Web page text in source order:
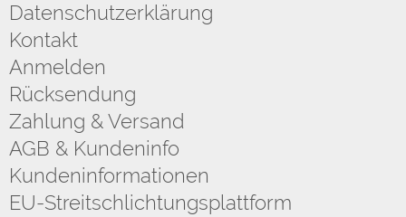
Datenschutzerklärung
Kontakt
Anmelden
Rücksendung
Zahlung & Versand
AGB & Kundeninfo
Kundeninformationen
EU-Streitschlichtungsplattform